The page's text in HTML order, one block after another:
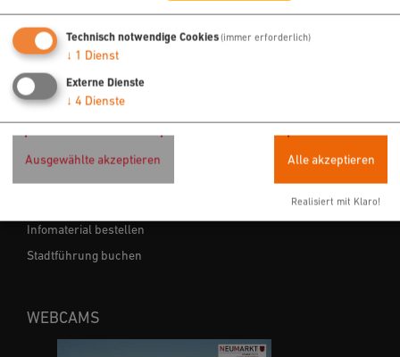
ÜBERNACHTEN & EINKEHREN
Hotels
Ferienwohnungen
Gastronomie
SERVICE
Infomaterial bestellen
Stadtführung buchen
WEBCAMS
Technisch notwendige Cookies(immer erforderlich)
↓ 1 Dienst
Externe Dienste
↓ 4 Dienste
Ausgewählte akzeptieren Alle akzeptieren
Realisiert mit Klaro!